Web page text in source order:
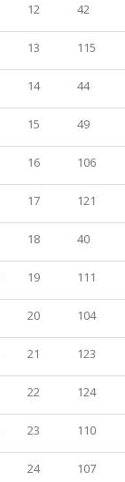
12 42
13 115
14 44
15 49
16 106
17 121
18 40
19 111
20 104
21 123
22 124
23 110
24 107